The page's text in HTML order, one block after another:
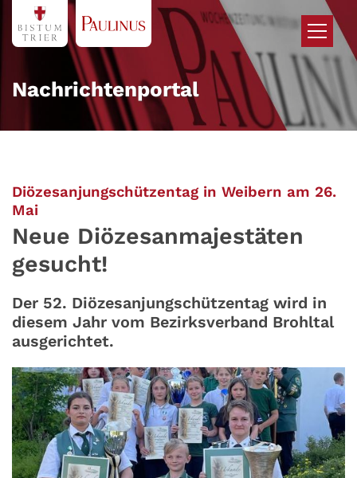
Zum Inhalt springen
Nachrichtenportal
Diözesanjungschützentag in Weibern am 26.
Mai
Neue Diözesanmajestäten
gesucht!
Der 52. Diözesanjungschützentag wird in
diesem Jahr vom Bezirksverband Brohltal
ausgerichtet.